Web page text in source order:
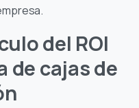
del ROI
de cajas de